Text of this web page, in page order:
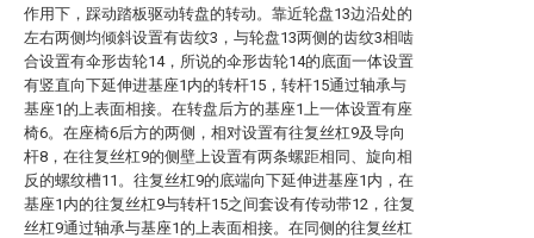
作用下，踩动踏板驱动转盘的转动。靠近轮盘13边沿处的
左右两侧均倾斜设置有齿纹3，与轮盘13两侧的齿纹3相啮
合设置有伞形齿轮14，所说的伞形齿轮14的底面一体设置
有竖直向下延伸进基座1内的转杆15，转杆15通过轴承与
基座1的上表面相接。在转盘后方的基座1上一体设置有座
椅6。在座椅6后方的两侧，相对设置有往复丝杠9及导向
杆8，在往复丝杠9的侧壁上设置有两条螺距相同、旋向相
反的螺纹槽11。往复丝杠9的底端向下延伸进基座1内，在
基座1内的往复丝杠9与转杆15之间套设有传动带12，往复
丝杠9通过轴承与基座1的上表面相接。在同侧的往复丝杠